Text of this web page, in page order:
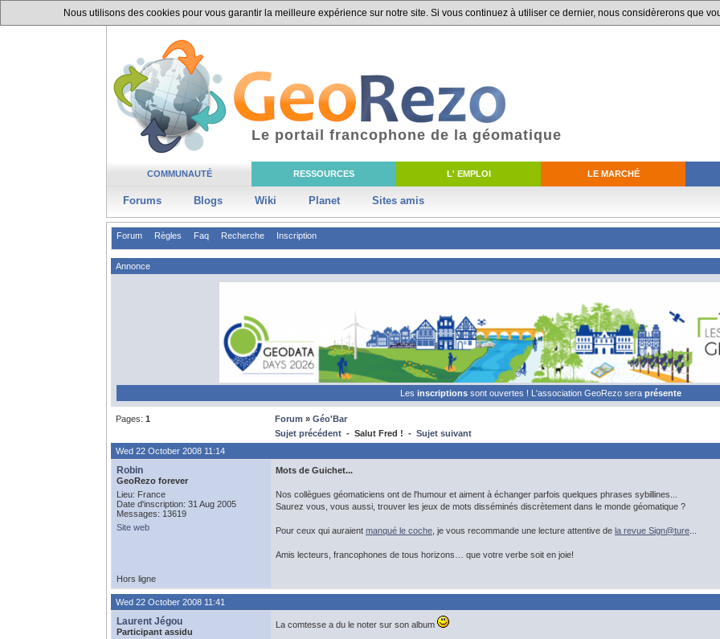
Nous utilisons des cookies pour vous garantir la meilleure expérience sur notre site. Si vous continuez à utiliser ce dernier, nous considèrerons que
COMMUNAUTÉ RESSOURCES L' EMPLOI LE MARCHÉ
Forums Blogs Wiki Planet Sites amis
Le portail francophone de la géomatique
Forum Règles Faq Recherche Inscription
Annonce
Les inscriptions sont ouvertes ! L'association GeoRezo sera présente
Pages: 1 Forum » Géo'Bar
Sujet précédent - Salut Fred ! - Sujet suivant
Wed 22 October 2008 11:14
Robin
GeoRezo forever
Lieu: France
Date d'inscription: 31 Aug 2005
Messages: 13619
Site web
Mots de Guichet...
Nos collègues géomaticiens ont de l'humour et aiment à échanger parfois quelques phrases sybillines...
Saurez vous, vous aussi, trouver les jeux de mots disséminés discrètement dans le monde géomatique ?
Pour ceux qui auraient manqué le coche , je vous recommande une lecture attentive de la revue Sign@ture
Amis lecteurs, francophones de tous horizons… que votre verbe soit en joie!
Hors ligne
Wed 22 October 2008 11:41
Laurent Jégou
Participant assidu
La comtesse a du le noter sur son album